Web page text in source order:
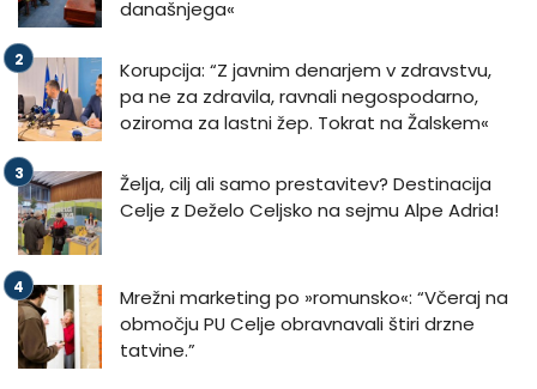
današnjega«
Korupcija: “Z javnim denarjem v zdravstvu,
pa ne za zdravila, ravnali negospodarno,
oziroma za lastni žep. Tokrat na Žalskem«
Želja, cilj ali samo prestavitev? Destinacija
Celje z Deželo Celjsko na sejmu Alpe Adria!
Mrežni marketing po »romunsko«: “Včeraj na
območju PU Celje obravnavali štiri drzne
tatvine.”